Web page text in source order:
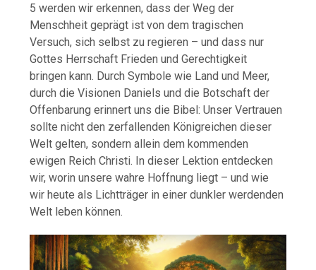
5 werden wir erkennen, dass der Weg der
Menschheit geprägt ist von dem tragischen
Versuch, sich selbst zu regieren – und dass nur
Gottes Herrschaft Frieden und Gerechtigkeit
bringen kann. Durch Symbole wie Land und Meer,
durch die Visionen Daniels und die Botschaft der
Offenbarung erinnert uns die Bibel: Unser Vertrauen
sollte nicht den zerfallenden Königreichen dieser
Welt gelten, sondern allein dem kommenden
ewigen Reich Christi. In dieser Lektion entdecken
wir, worin unsere wahre Hoffnung liegt – und wie
wir heute als Lichtträger in einer dunkler werdenden
Welt leben können.